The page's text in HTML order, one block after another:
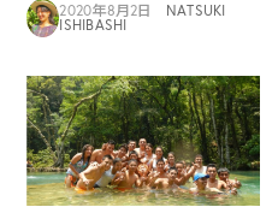
2020年8月2日
NATSUKI
ISHIBASHI